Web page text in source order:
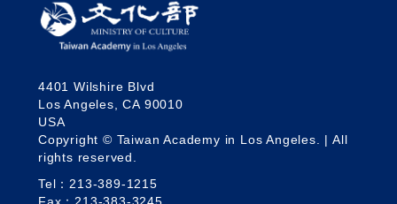
4401 Wilshire Blvd
Los Angeles, CA 90010
USA
Copyright © Taiwan Academy in Los Angeles. | All
rights reserved.
Tel：213-389-1215
Fax：213-383-3245